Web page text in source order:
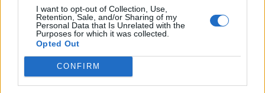
I want to opt-out of Collection, Use,
Retention, Sale, and/or Sharing of my
Personal Data that Is Unrelated with the
Purposes for which it was collected.
Opted Out
CONFIRM
rano proljeće dok je mlada.
Kora hrasta
Kora hrasta bogat je izvor tanina koji djeluju snažno